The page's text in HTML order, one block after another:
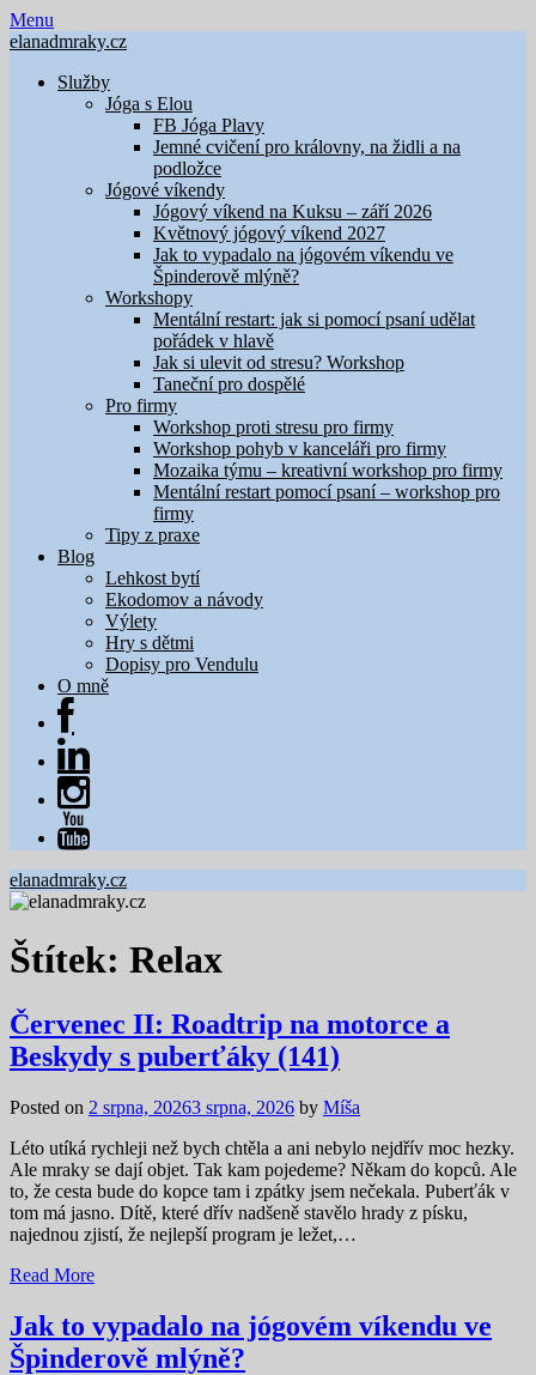
Skip
to
Menu
elanadmraky.cz
Služby
Jóga s Elou
FB Jóga Plavy
Jemné cvičení pro královny, na židli a na
podložce
Jógové víkendy
Jógový víkend na Kuksu – září 2026
Květnový jógový víkend 2027
Jak to vypadalo na jógovém víkendu ve
Špinderově mlýně?
Workshopy
Mentální restart: jak si pomocí psaní udělat
pořádek v hlavě
Jak si ulevit od stresu? Workshop
Taneční pro dospělé
Pro firmy
Workshop proti stresu pro firmy
Workshop pohyb v kanceláři pro firmy
Mozaika týmu – kreativní workshop pro firmy
Mentální restart pomocí psaní – workshop pro
firmy
Tipy z praxe
Blog
Lehkost bytí
Ekodomov a návody
Výlety
Hry s dětmi
Dopisy pro Vendulu
O mně
elanadmraky.cz
Štítek: Relax
Červenec II: Roadtrip na motorce a
Beskydy s puberťáky (141)
Posted on 2 srpna, 20263 srpna, 2026 by Míša
Léto utíká rychleji než bych chtěla a ani nebylo nejdřív moc hezky.
Ale mraky se dají objet. Tak kam pojedeme? Někam do kopců. Ale
to, že cesta bude do kopce tam i zpátky jsem nečekala. Puberťák v
tom má jasno. Dítě, které dřív nadšeně stavělo hrady z písku,
najednou zjistí, že nejlepší program je ležet,…
Read More
Jak to vypadalo na jógovém víkendu ve
Špinderově mlýně?